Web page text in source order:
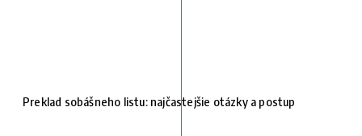
Preklad sobášneho listu: najčastejšie otázky a postup